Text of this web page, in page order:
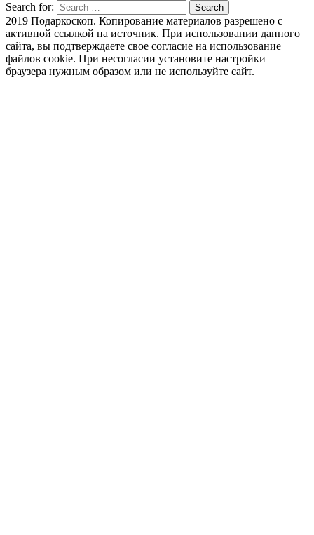
Search for: Search
2019 Подаркоскоп. Копирование материалов разрешено с
активной ссылкой на источник. При использовании данного
сайта, вы подтверждаете свое согласие на использование
файлов cookie. При несогласии установите настройки
браузера нужным образом или не используйте сайт.